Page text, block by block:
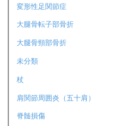
変形性足関節症
大腿骨転子部骨折
大腿骨頸部骨折
未分類
杖
肩関節周囲炎（五十肩）
脊髄損傷